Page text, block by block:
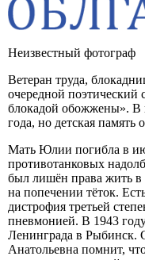
Неизвестный фотограф
Ветеран труда,
очередной
блокадой обожжены». В
года, но детская память
Мать Юлии погибла в
противотанковых
был лишён права жить в
на попечении тёток.
дистрофия третьей
пневмонией. В 1943
Ленинграда в
Анатольевна помнит,